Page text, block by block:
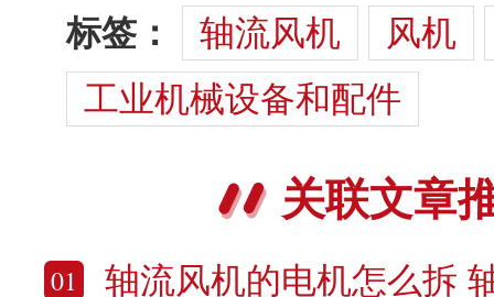
标签： 轴流风机
风机
工业机械设备和配件
关联文章
01 轴流风机的电机怎么拆 轴流